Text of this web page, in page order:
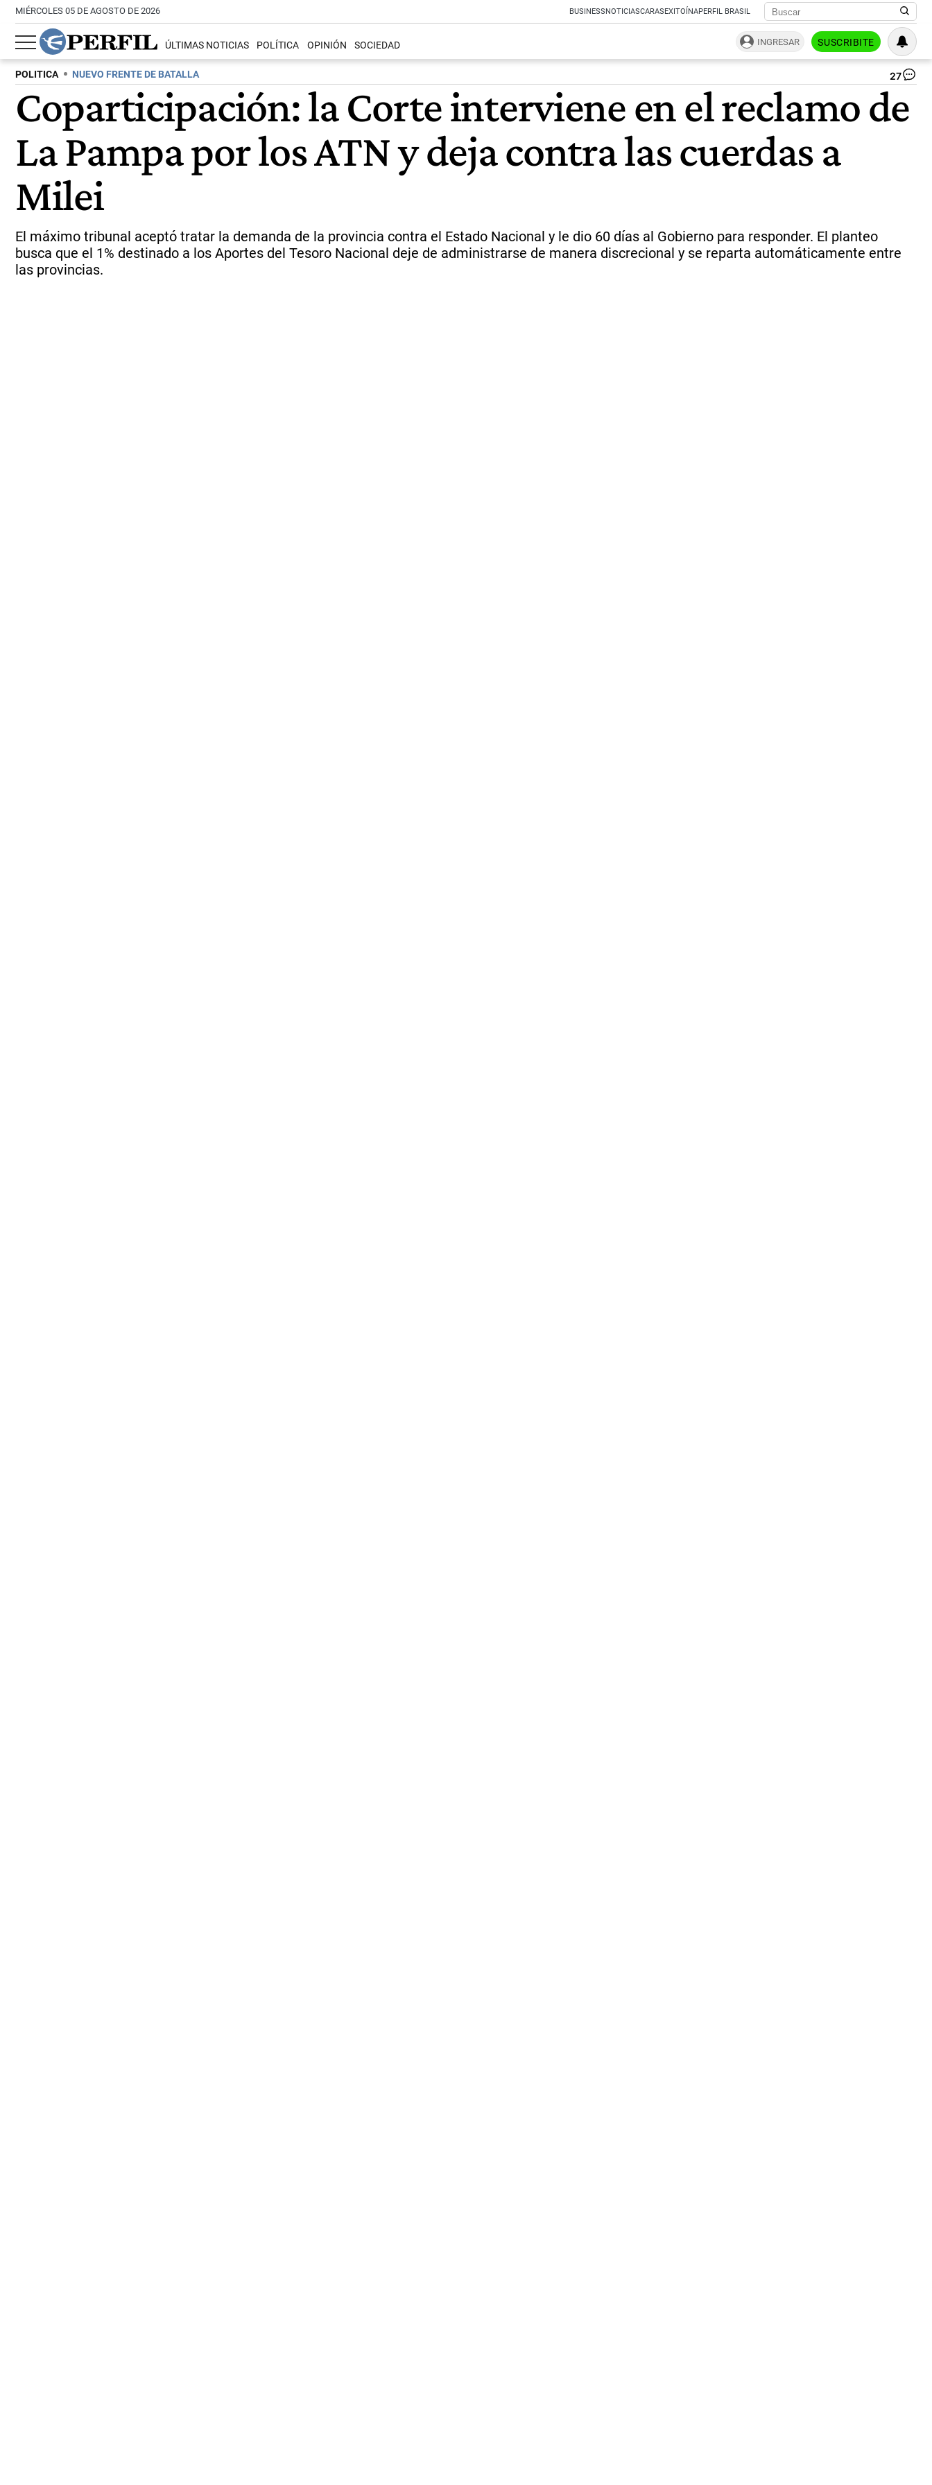
MIÉRCOLES 05 DE AGOSTO DE 2026 BUSINESSNOTICIASCARASEXITOÍNAPERFIL BRASIL
ÚLTIMAS NOTICIAS POLÍTICA OPINIÓN SOCIEDAD INGRESAR SUSCRIBITE
POLITICA NUEVO FRENTE DE BATALLA 27
Coparticipación: la Corte interviene en el reclamo de
La Pampa por los ATN y deja contra las cuerdas a
Milei
El máximo tribunal aceptó tratar la demanda de la provincia contra el Estado Nacional y le dio 60 días al Gobierno para responder. El planteo
busca que el 1% destinado a los Aportes del Tesoro Nacional deje de administrarse de manera discrecional y se reparta automáticamente entre
las provincias.